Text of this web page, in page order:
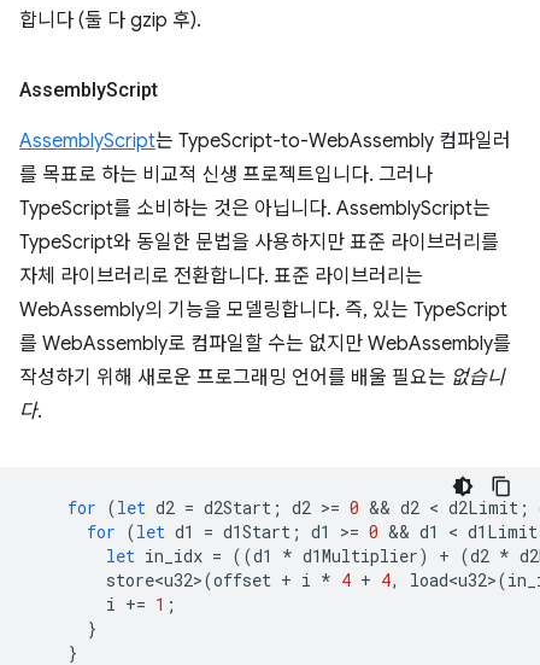
합니다 (둘 다 gzip 후).
AssemblyScript
AssemblyScript는 TypeScript-to-WebAssembly 컴파일러
를 목표로 하는 비교적 신생 프로젝트입니다. 그러나
TypeScript를 소비하는 것은 아닙니다. AssemblyScript는
TypeScript와 동일한 문법을 사용하지만 표준 라이브러리를
자체 라이브러리로 전환합니다. 표준 라이브러리는
WebAssembly의 기능을 모델링합니다. 즉, 있는 TypeScript
를 WebAssembly로 컴파일할 수는 없지만 WebAssembly를
작성하기 위해 새로운 프로그래밍 언어를 배울 필요는 없습니
다.
for (let d2 = d2Start ; d2 >= 0 && d2 < d2Limit ;
for (let d1 = d1Start ; d1 >= 0 && d1 < d1Limit
let in_idx = ((d1 * d1Multiplier) + (d2 *
store<u32>(offset + i * 4 + 4, load<u32>(
i += 1 ;
}
}